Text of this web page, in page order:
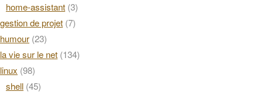
home-assistant (3)
gestion de projet (7)
humour (23)
la vie sur le net (134)
linux (98)
shell (45)